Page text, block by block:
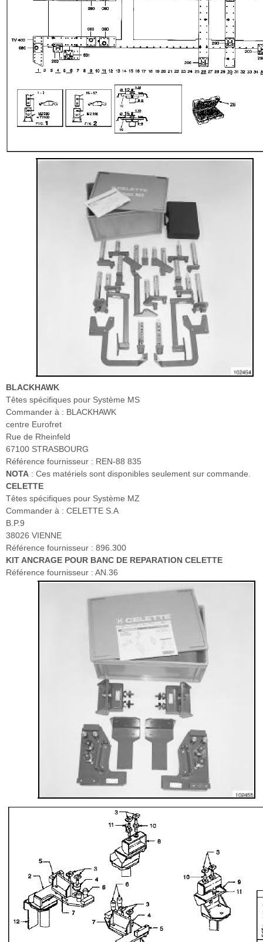
BLACKHAWK
Têtes spécifiques pour Système MS
Commander à : BLACKHAWK
centre Eurofret
Rue de Rheinfeld
67100 STRASBOURG
Référence fournisseur : REN-88 835
NOTA : Ces matériels sont disponibles seulement sur commande.
CELETTE
Têtes spécifiques pour Système MZ
Commander à : CELETTE S.A
B.P.9
38026 VIENNE
Référence fournisseur : 896.300
KIT ANCRAGE POUR BANC DE REPARATION CELETTE
Référence fournisseur : AN.36